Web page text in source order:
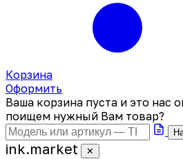
Корзина
Оформить
Ваша корзина пуста и это нас
поищем нужный Вам товар?
ink.market ✕